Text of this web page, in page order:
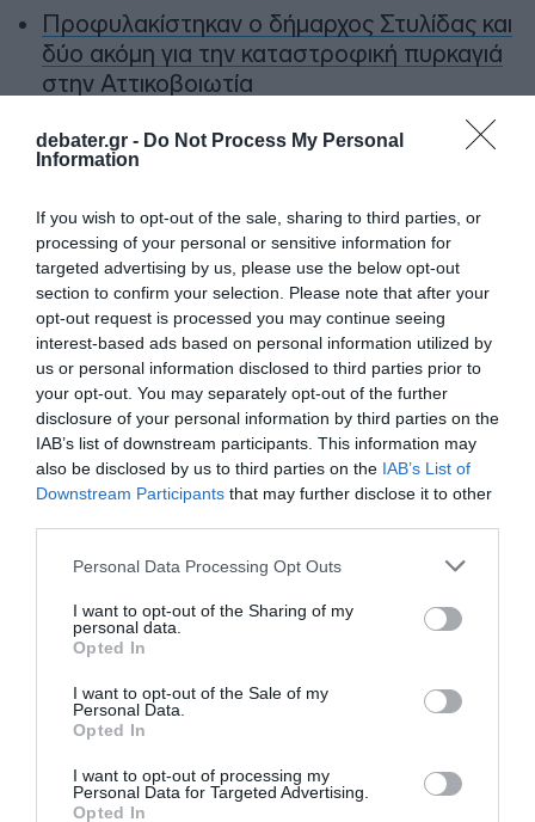
debater.gr - Do Not Process My Personal
Information
If you wish to opt-out of the sale, sharing to third parties, or
processing of your personal or sensitive information for
targeted advertising by us, please use the below opt-out
section to confirm your selection. Please note that after your
opt-out request is processed you may continue seeing
interest-based ads based on personal information utilized by
us or personal information disclosed to third parties prior to
your opt-out. You may separately opt-out of the further
disclosure of your personal information by third parties on the
IAB’s list of downstream participants. This information may
also be disclosed by us to third parties on the IAB’s List of
Downstream Participants that may further disclose it to other
Please note that this website/app uses one or more Google
not limited to your visit or usage behaviour. You may click to
grant or deny consent to Google and its third-party tags to
use your data for below specified purposes in below Google
consent section.
Personal Data Processing Opt Outs
I want to opt-out of the Sharing of my
personal data.
Opted In
I want to opt-out of the Sale of my
Personal Data.
Opted In
I want to opt-out of processing my
Personal Data for Targeted Advertising.
Opted In
Προφυλακίστηκαν ο δήμαρχος Στυλίδας και
δύο ακόμη για την καταστροφική πυρκαγιά
στην Αττικοβοιωτία
Ακολούθησε το debater.gr στο
Share
ΑΤΤΙΚΗ ΔΙΑΡΡΟΗ ΑΕΡΙΟΥ ΚΑΛΛΙΘΕΑ
ΝΕΑ ΣΜΥΡΝΗ
ΝΕΟ ΦΑΛΗΡΟ
ΔΙΑΦΗΜΙΣΗ